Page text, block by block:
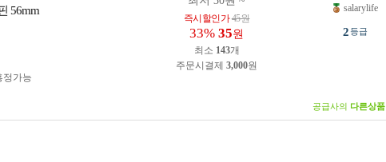
56mm
즉시할인가45원
33% 35원
최소 143개
주문시결제 3,000원
정가능
salarylife
2등급
공급사의 다른상품